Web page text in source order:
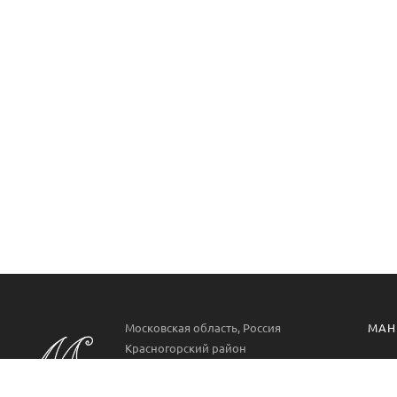
Московская область, Россия
Красногорский район